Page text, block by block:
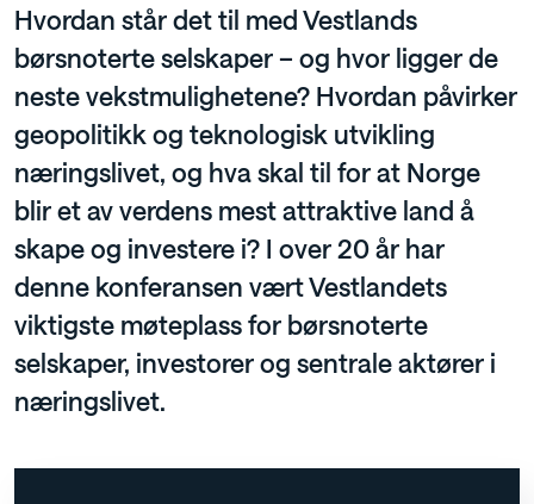
Hvordan står det til med Vestlands
børsnoterte selskaper – og hvor ligger de
neste vekstmulighetene? Hvordan påvirker
geopolitikk og teknologisk utvikling
næringslivet, og hva skal til for at Norge
blir et av verdens mest attraktive land å
skape og investere i? I over 20 år har
denne konferansen vært Vestlandets
viktigste møteplass for børsnoterte
selskaper, investorer og sentrale aktører i
næringslivet.